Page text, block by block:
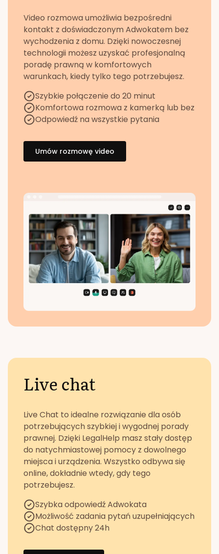
Video rozmowa umożliwia bezpośredni
kontakt z doświadczonym Adwokatem bez
wychodzenia z domu. Dzięki nowoczesnej
technologii możesz uzyskać profesjonalną
poradę prawną w komfortowych
warunkach, kiedy tylko tego potrzebujesz.
Szybkie połączenie do 20 minut
Komfortowa rozmowa z kamerką lub bez
Odpowiedź na wszystkie pytania
Umów rozmowę video
Live chat
Live Chat to idealne rozwiązanie dla osób
potrzebujących szybkiej i wygodnej porady
prawnej. Dzięki LegalHelp masz stały dostęp
do natychmiastowej pomocy z dowolnego
miejsca i urządzenia. Wszystko odbywa się
online, dokładnie wtedy, gdy tego
potrzebujesz.
Szybka odpowiedź Adwokata
Możliwość zadania pytań uzupełniających
Chat dostępny 24h